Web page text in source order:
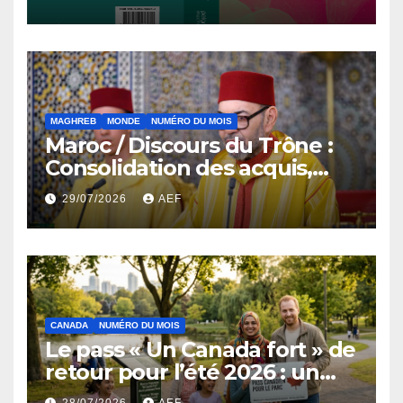
du Nord, 1912-2024
MAGHREB MONDE NUMÉRO DU MOIS
Maroc / Discours du Trône :
Consolidation des acquis,
résilience économique et
affirmation d’une
souveraineté stratégique
décomplexée
29/07/2026 AEF
CANADA NUMÉRO DU MOIS
Le pass « Un Canada fort » de
retour pour l’été 2026 : un
coup de pouce au